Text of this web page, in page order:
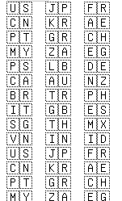
🇺🇸 🇯🇵 🇫🇷
🇨🇳
🇰🇷 🇦🇪
🇵🇹
🇬🇷 🇨🇭
🇲🇾
🇿🇦 🇪🇬
🇵🇸
🇱🇧 🇩🇪
🇨🇦
🇦🇺 🇳🇿
🇧🇷
🇹🇷 🇵🇭
🇮🇹
🇬🇧 🇪🇸
🇸🇬
🇹🇭 🇲🇽
🇻🇳
🇮🇳 🇮🇩
🇺🇸
🇯🇵 🇫🇷
🇨🇳
🇰🇷 🇦🇪
🇵🇹
🇬🇷 🇨🇭
🇲🇾
🇿🇦 🇪🇬